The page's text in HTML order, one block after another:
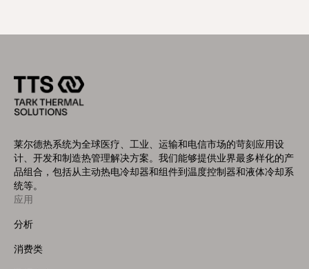
莱尔德热系统为全球医疗、工业、运输和电信市场的苛刻应用设
计、开发和制造热管理解决方案。我们能够提供业界最多样化的产
品组合，包括从主动热电冷却器和组件到温度控制器和液体冷却系
统等。
Footer
Menu
应用
分析
消费类